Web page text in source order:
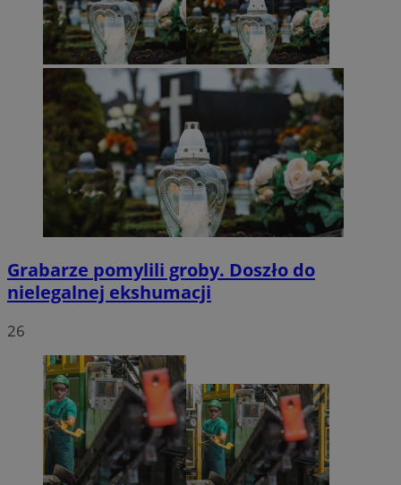
Grabarze pomylili groby. Doszło do
nielegalnej ekshumacji
26